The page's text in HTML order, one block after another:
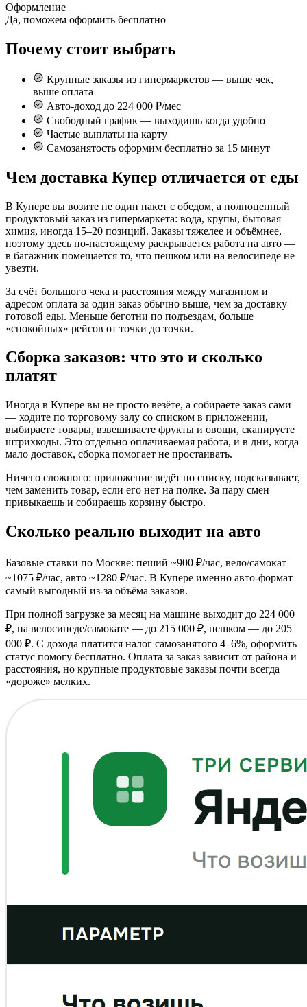
Оформление
Да, поможем оформить бесплатно
Почему стоит выбрать
Крупные заказы из гипермаркетов — выше чек,
выше оплата
Авто-доход до 224 000 ₽/мес
Свободный график — выходишь когда удобно
Частые выплаты на карту
Самозанятость оформим бесплатно за 15 минут
Чем доставка Купер отличается от еды
В Купере вы возите не один пакет с обедом, а полноценный
продуктовый заказ из гипермаркета: вода, крупы, бытовая
химия, иногда 15–20 позиций. Заказы тяжелее и объёмнее,
поэтому здесь по-настоящему раскрывается работа на авто —
в багажник помещается то, что пешком или на велосипеде не
увезти.
За счёт большого чека и расстояния между магазином и
адресом оплата за один заказ обычно выше, чем за доставку
готовой еды. Меньше беготни по подъездам, больше
«спокойных» рейсов от точки до точки.
Сборка заказов: что это и сколько
платят
Иногда в Купере вы не просто везёте, а собираете заказ сами
— ходите по торговому залу со списком в приложении,
выбираете товары, взвешиваете фрукты и овощи, сканируете
штрихкоды. Это отдельно оплачиваемая работа, и в дни, когда
мало доставок, сборка помогает не простаивать.
Ничего сложного: приложение ведёт по списку, подсказывает,
чем заменить товар, если его нет на полке. За пару смен
привыкаешь и собираешь корзину быстро.
Сколько реально выходит на авто
Базовые ставки по Москве: пеший ~900 ₽/час, вело/самокат
~1075 ₽/час, авто ~1280 ₽/час. В Купере именно авто-формат
самый выгодный из-за объёма заказов.
При полной загрузке за месяц на машине выходит до 224 000
₽, на велосипеде/самокате — до 215 000 ₽, пешком — до 205
000 ₽. С дохода платится налог самозанятого 4–6%, оформить
статус помогу бесплатно. Оплата за заказ зависит от района и
расстояния, но крупные продуктовые заказы почти всегда
«дороже» мелких.